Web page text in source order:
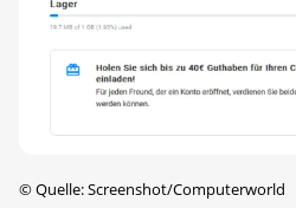
©Quelle: Screenshot/Computerworld